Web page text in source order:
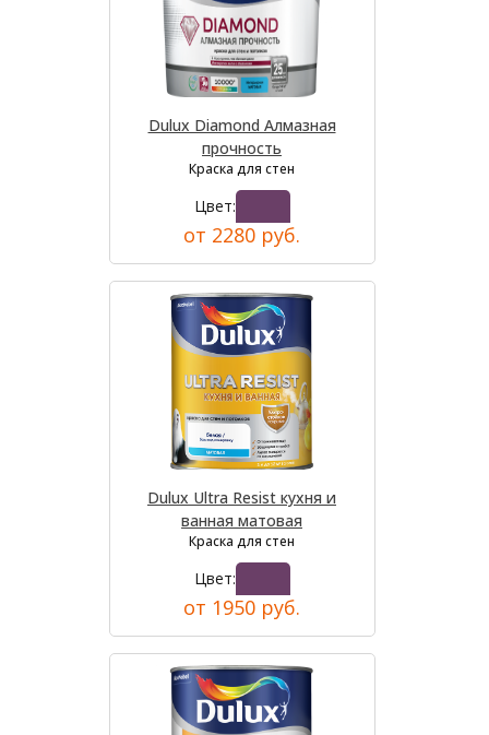
Dulux Diamond Алмазная
прочность
Краска для стен
Цвет:
от 2280 руб.
Dulux Ultra Resist кухня и
ванная матовая
Краска для стен
Цвет:
от 1950 руб.